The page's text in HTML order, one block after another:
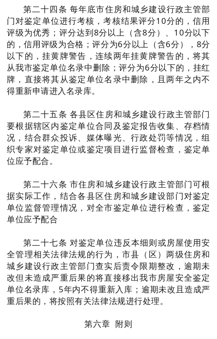
第二十四条 每年底市住房和城乡建设行政主管部
门对鉴定单位进行考核，考核结果评分10分的，信用
评级为优秀；评分达到8分以上（含8分）、10分以下
的，信用评级为合格；评分为6分以上（含6分），8分
以下的，挂黄牌警告，连续两年挂黄牌警告的，将其
从我市鉴定单位名录中删除；评分为6分以下的，挂红
牌，直接将其从鉴定单位名录中删除，且两年之内不
得重新申请进入名录库。
第二十五条 各县区住房和城乡建设行政主管部门
要根据辖区内鉴定单位合同及鉴定报告收集、存档情
况，结合群众投诉、媒体曝光、行政处罚等情况，组
织专家对鉴定单位或鉴定项目进行监督检查，鉴定单
位应予配合。
第二十六条 市住房和城乡建设行政主管部门可根
据实际工作，结合各县区住房和城乡建设部门对鉴定
单位监督管理情况，对全市鉴定单位进行检查，鉴定
单位应予配合
第二十七条 对鉴定单位违反本细则或房屋使用安
全管理相关法律法规的行为，市县（区）两级住房和
城乡建设行政主管部门查实后责令限期整改，逾期未
改但未造成严重后果的将直接移出我市房屋安全鉴定
单位名录库，5年内不得重新入库；逾期未改且造成严
重后果的，将按照有关法律法规进行处理。
第六章 附则